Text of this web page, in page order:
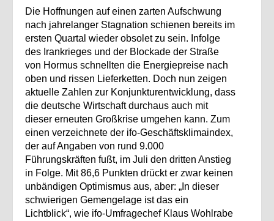
Die Hoffnungen auf einen zarten Aufschwung
nach jahrelanger Stagnation schienen bereits im
ersten Quartal wieder obsolet zu sein. Infolge
des Irankrieges und der Blockade der Straße
von Hormus schnellten die Energiepreise nach
oben und rissen Lieferketten. Doch nun zeigen
aktuelle Zahlen zur Konjunkturentwicklung, dass
die deutsche Wirtschaft durchaus auch mit
dieser erneuten Großkrise umgehen kann. Zum
einen verzeichnete der ifo-Geschäftsklimaindex,
der auf Angaben von rund 9.000
Führungskräften fußt, im Juli den dritten Anstieg
in Folge. Mit 86,6 Punkten drückt er zwar keinen
unbändigen Optimismus aus, aber: „In dieser
schwierigen Gemengelage ist das ein
Lichtblick“, wie ifo-Umfragechef Klaus Wohlrabe